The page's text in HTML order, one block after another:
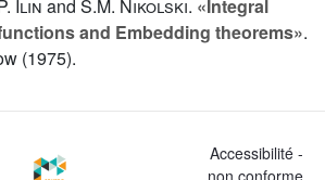
Ilin and S.M. Nikolski. «Integral
and Embedding theorems».
(1975).
Accessibilité -
non conforme